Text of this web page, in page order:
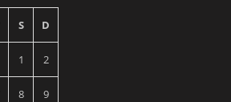
S D
1 2
8 9